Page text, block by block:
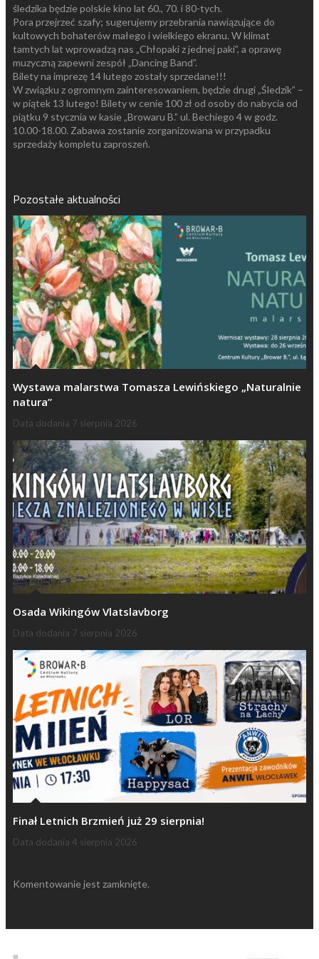
śledzika będzie polskie kino lat 60., 70. i 80-tych.
Pora przejrzeć szafy; sugerujemy przebrania nawiązujące do
kultowych bohaterów małego i wielkiego ekranu. W klimat
tamtych lat wprowadzą nas „Chłopaki z jednej paki”, a oprawę
muzyczną zapewni zespół „Dancing Band”.
Bilety na imprezę 14 lutego zostały sprzedane!!!
W związku z ogromnym zainteresowaniem, będzie drugi „Śledzik” –
w piątek 13 lutego! Bilety w cenie 100 zł od osoby do nabycia od
piątku 9 stycznia w kasie „Browaru B.” ul. Bechiego 4 w godz.
10.00-18.00. Zabawa zostanie zorganizowana w przypadku
sprzedaży kompletu zaproszeń.
Pozostałe aktualności
Wystawa malarstwa Tomasza Lewińskiego „Naturalnie
natura”
Data dodania 7 sierpnia 2026
Osada Wikingów Vlatslavborg
Data dodania 7 sierpnia 2026
Finał Letnich Brzmień już 29 sierpnia!
Data dodania 4 sierpnia 2026
Komentowanie jest zamknięte.